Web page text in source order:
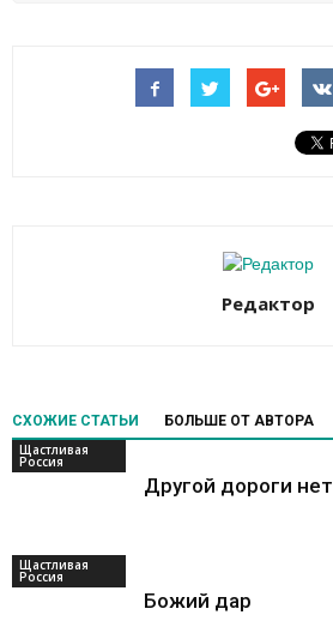
Редактор
СХОЖИЕ СТАТЬИ
БОЛЬШЕ ОТ АВТОРА
Щастливая
Россия
Другой дороги нет
Щастливая
Россия
Божий дар